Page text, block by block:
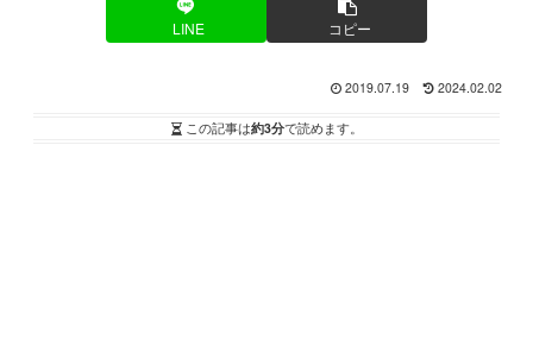
LINE コピー
2019.07.19 2024.02.02
この記事は約3分で読めます。